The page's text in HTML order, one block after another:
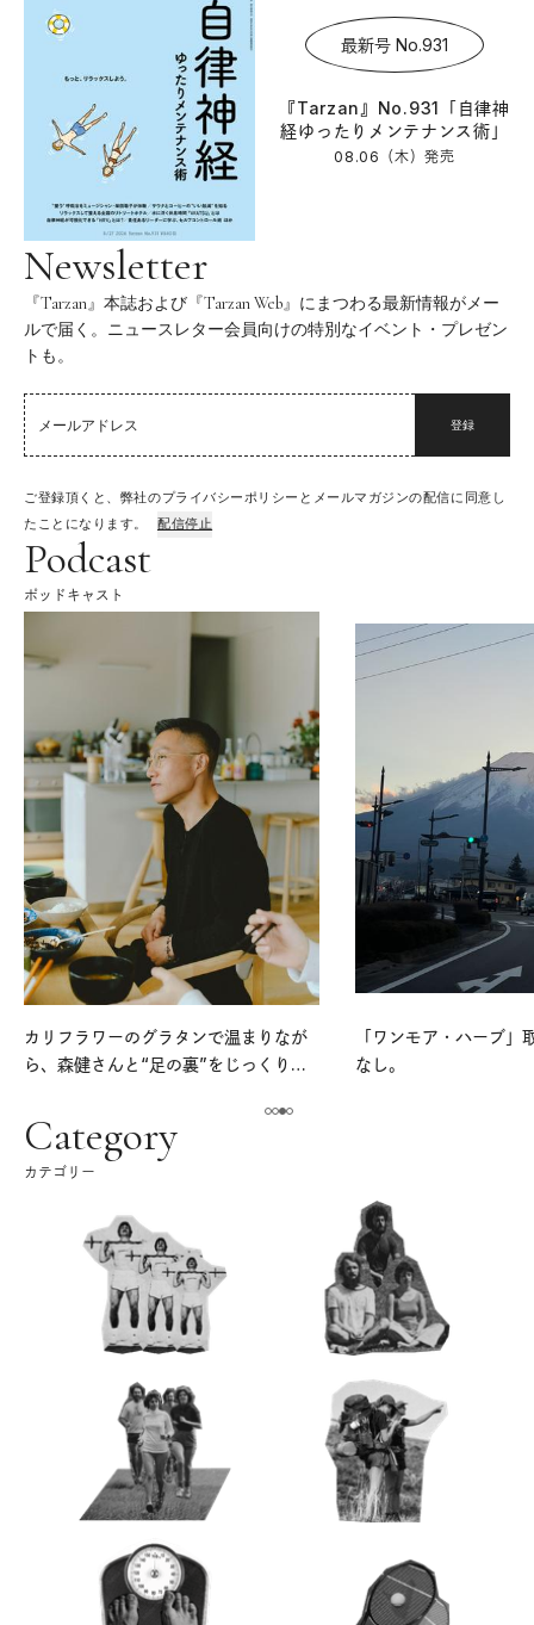
最新号 No.931
『Tarzan』No.931「自律神
経ゆったりメンテナンス術」
08.06（木）発売
Newsletter
『Tarzan』本誌および『Tarzan Web』にまつわる最新情報がメー
ルで届く。ニュースレター会員向けの特別なイベント・プレゼン
トも。
登録
ご登録頂くと、弊社のプライバシーポリシーとメールマガジンの配信に同意し
たことになります。
配信停止
Podcast
ポッドキャスト
カリフラワーのグラタンで温まりなが
ら、森健さんと“足の裏”をじっくり考
ク
「ワンモア・ハーブ」
なし。
Category
カテゴリー